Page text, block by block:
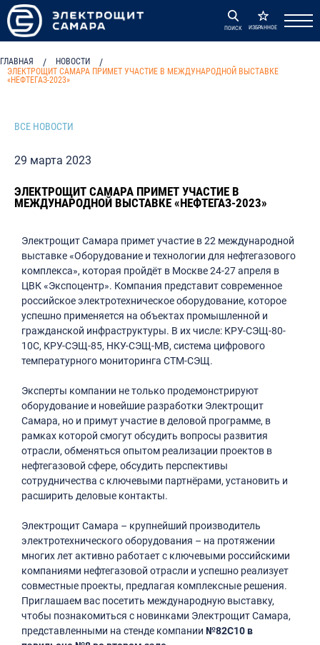
ПОИСК ИЗБРАННОЕ
ГЛАВНАЯ / НОВОСТИ /
ЭЛЕКТРОЩИТ САМАРА ПРИМЕТ УЧАСТИЕ В МЕЖДУНАРОДНОЙ ВЫСТАВКЕ
«НЕФТЕГАЗ-2023»
ВСЕ НОВОСТИ
29 марта 2023
ЭЛЕКТРОЩИТ САМАРА ПРИМЕТ УЧАСТИЕ В
МЕЖДУНАРОДНОЙ ВЫСТАВКЕ «НЕФТЕГАЗ-2023»
Электрощит Самара примет участие в 22 международной
выставке «Оборудование и технологии для нефтегазового
комплекса», которая пройдёт в Москве 24-27 апреля в
ЦВК «Экспоцентр». Компания представит современное
российское электротехническое оборудование, которое
успешно применяется на объектах промышленной и
гражданской инфраструктуры. В их числе: КРУ-СЭЩ-80-
10С, КРУ-СЭЩ-85, НКУ-СЭЩ-МВ, система цифрового
температурного мониторинга СТМ-СЭЩ.
Эксперты компании не только продемонстрируют
оборудование и новейшие разработки Электрощит
Самара, но и примут участие в деловой программе, в
рамках которой смогут обсудить вопросы развития
отрасли, обменяться опытом реализации проектов в
нефтегазовой сфере, обсудить перспективы
сотрудничества с ключевыми партнёрами, установить и
расширить деловые контакты.
Электрощит Самара – крупнейший производитель
электротехнического оборудования – на протяжении
многих лет активно работает с ключевыми российскими
компаниями нефтегазовой отрасли и успешно реализует
совместные проекты, предлагая комплексные решения.
Приглашаем вас посетить международную выставку,
чтобы познакомиться с новинками Электрощит Самара,
представленными на стенде компании №82С10 в